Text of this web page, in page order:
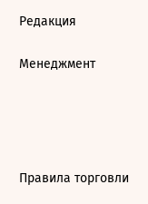
Редакция
Менеджмент
Правила торговли